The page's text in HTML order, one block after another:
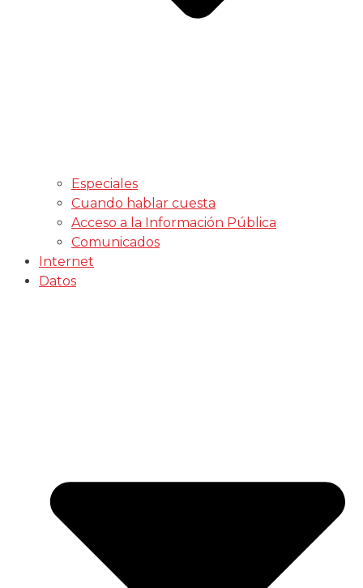
Especiales
Cuando hablar cuesta
Acceso a la Información Pública
Comunicados
Internet
Datos